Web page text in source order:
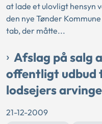
at lade et ulovligt hensyn
den nye Tønder
tab, der måtte...
Afslag på salg
offentligt udbud
lodsejers
21-12-2009